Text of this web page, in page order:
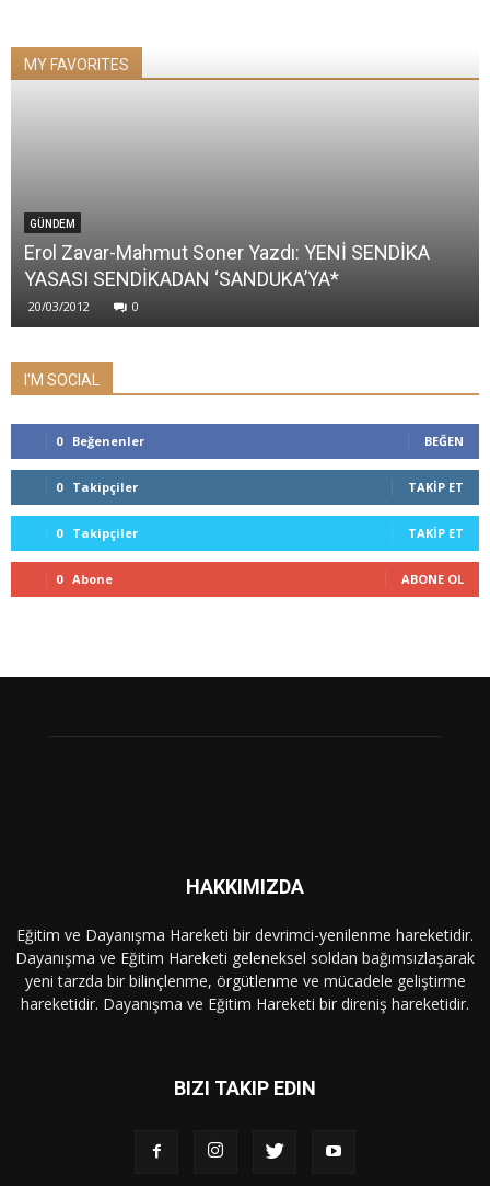
MY FAVORITES
GÜNDEM
Erol Zavar-Mahmut Soner Yazdı: YENİ SENDİKA
YASASI SENDİKADAN ‘SANDUKA’YA*
20/03/2012 0
I'M SOCIAL
0 Beğenenler BEĞEN
0 Takipçiler TAKIP ET
0 Takipçiler TAKIP ET
0 Abone ABONE OL
HAKKIMIZDA
Eğitim ve Dayanışma Hareketi bir devrimci-yenilenme hareketidir.
Dayanışma ve Eğitim Hareketi geleneksel soldan bağımsızlaşarak
yeni tarzda bir bilinçlenme, örgütlenme ve mücadele geliştirme
hareketidir. Dayanışma ve Eğitim Hareketi bir direniş hareketidir.
BIZI TAKIP EDIN